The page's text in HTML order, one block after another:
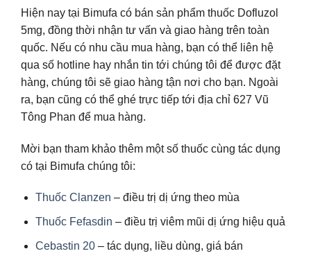
Hiện nay tại Bimufa có bán sản phẩm thuốc Dofluzol
5mg, đồng thời nhận tư vấn và giao hàng trên toàn
quốc. Nếu có nhu cầu mua hàng, bạn có thể liên hệ
qua số hotline hay nhắn tin tới chúng tôi để được đặt
hàng, chúng tôi sẽ giao hàng tận nơi cho bạn. Ngoài
ra, bạn cũng có thể ghé trực tiếp tới địa chỉ 627 Vũ
Tông Phan để mua hàng.
Mời bạn tham khảo thêm một số thuốc cùng tác dụng
có tại Bimufa chúng tôi:
Thuốc Clanzen – điều trị dị ứng theo mùa
Thuốc Fefasdin – điều trị viêm mũi dị ứng hiệu quả
Cebastin 20– tác dụng, liều dùng, giá bán